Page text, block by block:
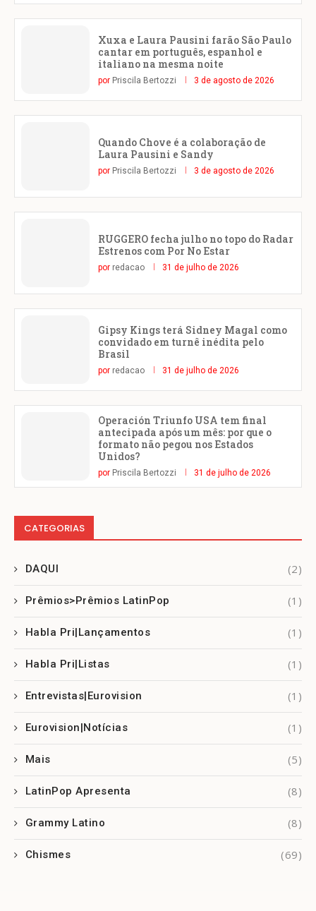
Xuxa e Laura Pausini farão São Paulo
cantar em português, espanhol e
italiano na mesma noite
por Priscila Bertozzi 3 de agosto de 2026
Quando Chove é a colaboração de
Laura Pausini e Sandy
por Priscila Bertozzi 3 de agosto de 2026
RUGGERO fecha julho no topo do Radar
Estrenos com Por No Estar
por redacao 31 de julho de 2026
Gipsy Kings terá Sidney Magal como
convidado em turnê inédita pelo
Brasil
por redacao 31 de julho de 2026
Operación Triunfo USA tem final
antecipada após um mês: por que o
formato não pegou nos Estados
Unidos?
por Priscila Bertozzi 31 de julho de 2026
CATEGORIAS
DAQUI (2)
Prêmios>Prêmios LatinPop (1)
Habla Pri|Lançamentos (1)
Habla Pri|Listas (1)
Entrevistas|Eurovision (1)
Eurovision|Notícias (1)
Mais (5)
LatinPop Apresenta (8)
Grammy Latino (8)
Chismes (69)